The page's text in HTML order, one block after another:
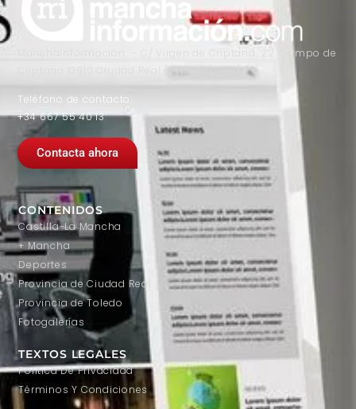
Manchainformación. – C/ Virgen de Criptana, 22. Campo de
Criptana 13610 Ciudad Real (España)
Teléfono de contacto:
+34 667 55 40 13
Contacta ahora
CONTENIDOS
Castilla-La Mancha
+ Mancha
Deportes
Provincia de Ciudad Real
Provincia de Toledo
Fotogalerías
TEXTOS LEGALES
Política De Privacidad
Términos Y Condiciones